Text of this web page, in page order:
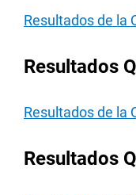
Resultados de la
Resultados
Resultados de la
Resultados